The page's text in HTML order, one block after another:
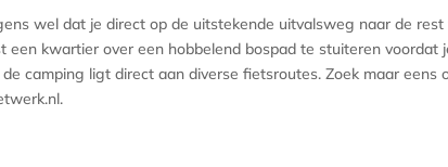
wel dat je direct op de uitstekende uitvalsweg naar de rest
een kwartier over een hobbelend bospad te stuiteren voordat
camping ligt direct aan diverse fietsroutes. Zoek maar eens